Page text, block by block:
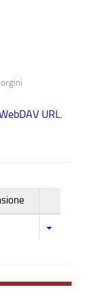
URL.